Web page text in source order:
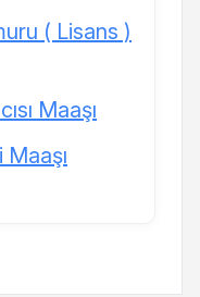
( Lisans )
Maaşı